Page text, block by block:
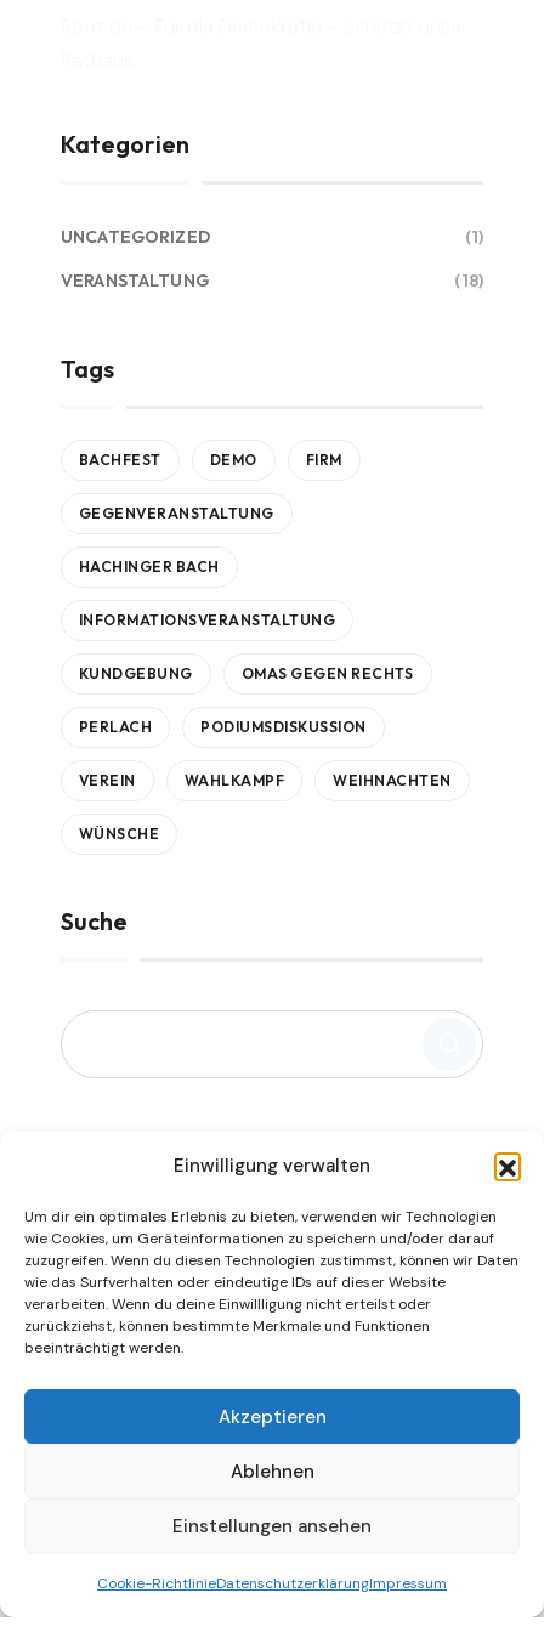
Einwilligung verwalten
Um dir ein optimales Erlebnis zu bieten, verwenden wir Technologien
wie Cookies, um Geräteinformationen zu speichern und/oder darauf
zuzugreifen. Wenn du diesen Technologien zustimmst, können wir Daten
wie das Surfverhalten oder eindeutige IDs auf dieser Website
verarbeiten. Wenn du deine Einwillligung nicht erteilst oder
zurückziehst, können bestimmte Merkmale und Funktionen
beeinträchtigt werden.
Akzeptieren
Ablehnen
Einstellungen ansehen
Cookie-RichtlinieDatenschutzerklärungImpressum
Kategorien
UNCATEGORIZED
(1)
VERANSTALTUNG
(18)
Tags
BACHFEST DEMO FIRM
GEGENVERANSTALTUNG
HACHINGER BACH
INFORMATIONSVERANSTALTUNG
KUNDGEBUNG OMAS GEGEN RECHTS
PERLACH PODIUMSDISKUSSION
VEREIN WAHLKAMPF WEIHNACHTEN
WÜNSCHE
Suche
Demokratisches Perlach
| |